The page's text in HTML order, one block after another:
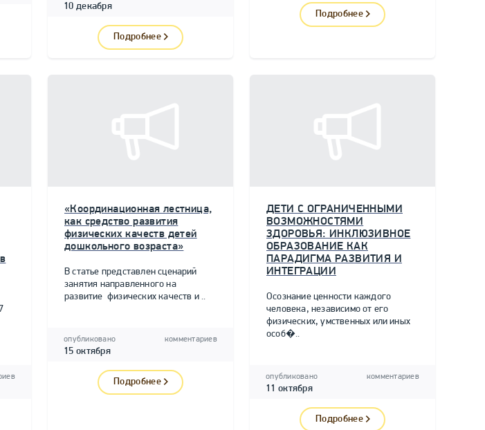
10 декабря
Подробнее
Подробнее
«Координационная лестница,
как средство развития
физических качеств детей
дошкольного возраста»
В статье представлен сценарий
занятия направленного на
развитие физических качеств и ..
опубликовано
15 октября
комментариев
Подробнее
ДЕТИ С ОГРАНИЧЕННЫМИ
ВОЗМОЖНОСТЯМИ
ЗДОРОВЬЯ: ИНКЛЮЗИВНОЕ
ОБРАЗОВАНИЕ КАК
ПАРАДИГМА РАЗВИТИЯ И
ИНТЕГРАЦИИ
Осознание ценности каждого
человека, независимо от его
физических, умственных или иных
особ�..
опубликовано
11 октября
комментариев
Подробнее